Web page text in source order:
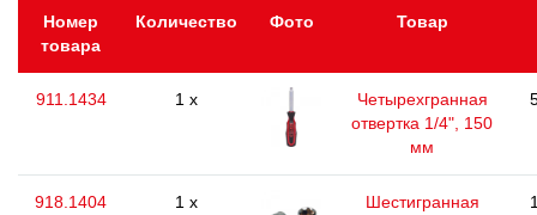
Номер
товара
Количество Фото Товар
911.1434 1 x
Четырехгранная
отвертка 1/4", 150
мм
918.1404 1 x
Шестигранная